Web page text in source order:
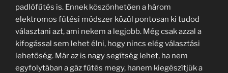
padlófűtés is. Ennek köszönhetően a három
elektromos fűtési módszer közül pontosan ki tudod
választani azt, ami nekem a legjobb. Még csak azzal a
kifogással sem lehet élni, hogy nincs elég választási
lehetőség. Már az is nagy segítség lehet, ha nem
egyfolytában a gáz fűtés megy, hanem kiegészítjük a